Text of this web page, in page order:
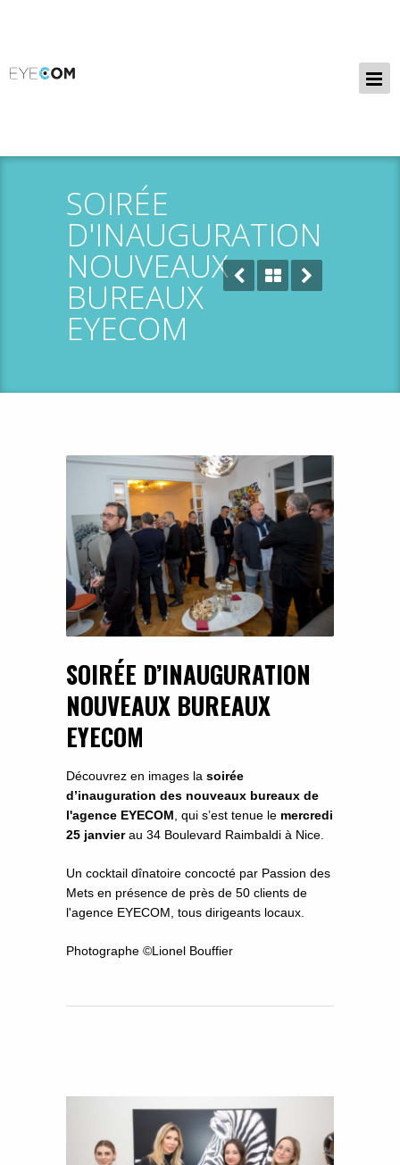
SOIRÉE
D'INAUGURATION
NOUVEAUX
BUREAUX
EYECOM
SOIRÉE D’INAUGURATION
NOUVEAUX BUREAUX
EYECOM
Découvrez en images la soirée
d’inauguration des nouveaux bureaux de
l'agence EYECOM , qui s’est tenue le mercredi
25 janvierau 34 Boulevard Raimbaldi à Nice.
Un cocktail dînatoire concocté par Passion des
Mets en présence de près de 50 clients de
l'agence EYECOM, tous dirigeants locaux.
Photographe ©Lionel Bouffier